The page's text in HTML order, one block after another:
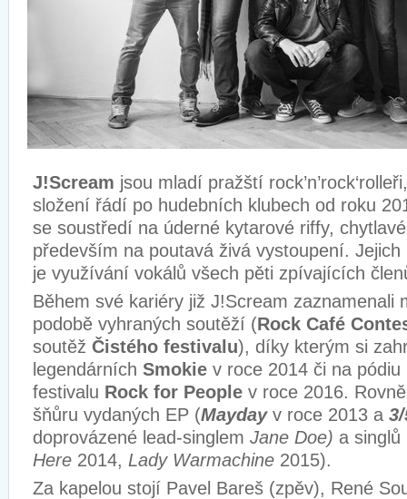
J!Scream jsou mladí pražští
složení řádí po hudebních klubech od roku
se soustředí na úderné kytarové riffy,
především na poutavá živá vystoupení. Jejich
je využívání vokálů všech pěti zpívajících
Během své kariéry již J!Scream zaznamenali
podobě vyhraných soutěží (Rock Café
soutěž Čistého festivalu), díky kterým si
legendárních Smokie v roce 2014 či na
festivalu Rock for People v roce 2016.
šňůru vydaných EP (Mayday v roce 2013 a
doprovázené lead-singlem Jane Doe) a singlů
Here 2014, Lady Warmachine 2015).
Za kapelou stojí Pavel Bareš (zpěv), René